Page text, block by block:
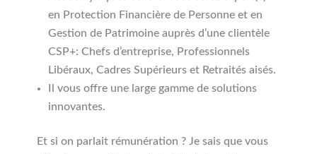
en Protection Financière de Personne et en
Gestion de Patrimoine auprès d’une clientèle
CSP+: Chefs d’entreprise, Professionnels
Libéraux, Cadres Supérieurs et Retraités aisés.
Il vous offre une large gamme de solutions
innovantes.
Et si on parlait rémunération ? Je sais que vous